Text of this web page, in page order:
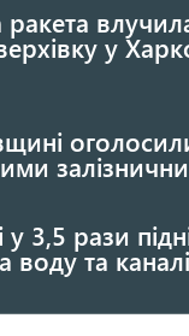
ракета
у
3,5 рази
воду та